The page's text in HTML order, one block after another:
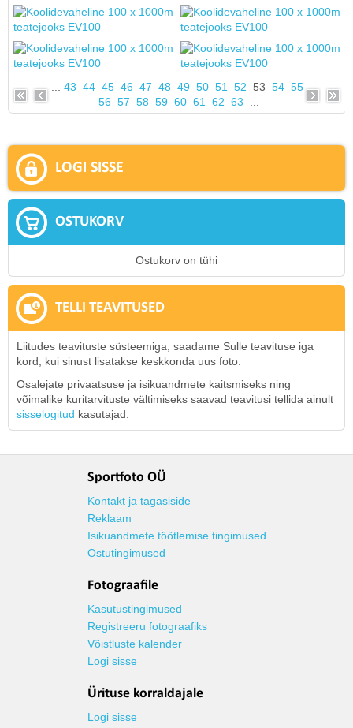
43 44 45 46 47 48 49 50 51 52 53 54 55
56 57 58 59 60 61 62 63
LOGI SISSE
OSTUKORV
Ostukorv on tühi
TELLI TEAVITUSED
Liitudes teavituste süsteemiga, saadame Sulle teavituse iga
kord, kui sinust lisatakse keskkonda uus foto.
Osalejate privaatsuse ja isikuandmete kaitsmiseks ning
võimalike kuritarvituste vältimiseks saavad teavitusi tellida ainult
sisselogitud kasutajad.
Sportfoto OÜ
Kontakt ja tagasiside
Reklaam
Isikuandmete töötlemise tingimused
Ostutingimused
Fotograafile
Kasutustingimused
Registreeru fotograafiks
Võistluste kalender
Logi sisse
Ürituse korraldajale
Logi sisse